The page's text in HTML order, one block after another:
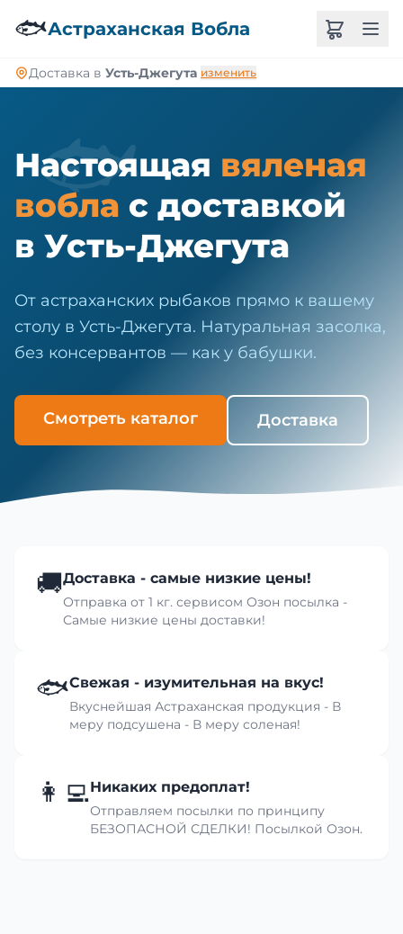
🐟Астраханская Вобла
Доставка в Усть-Джегута изменить
🐟
Настоящая вяленая
вобла с доставкой
в Усть-Джегута
От астраханских рыбаков прямо к вашему
столу в Усть-Джегута. Натуральная засолка,
без консервантов — как у бабушки.
Смотреть каталог Доставка
🚚Доставка - самые низкие цены!
Отправка от 1 кг. сервисом Озон посылка -
Самые низкие цены доставки!
🐟Свежая - изумительная на вкус!
Вкуснейшая Астраханская продукция - В
меру подсушена - В меру соленая!
👩‍💻Никаких предоплат!
Отправляем посылки по принципу
БЕЗОПАСНОЙ СДЕЛКИ! Посылкой Озон.